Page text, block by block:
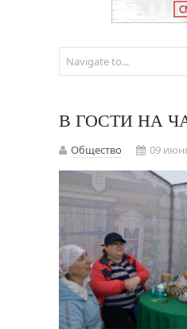
В ГОСТИ НА
Общество 09